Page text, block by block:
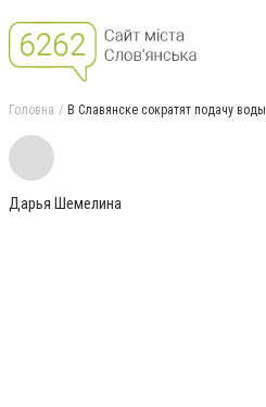
Головна В Славянске сократят подачу воды
Дарья Шемелина